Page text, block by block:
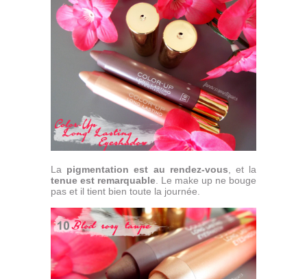
La pigmentation est au rendez-vous, et la
tenue est remarquable. Le make up ne bouge
pas et il tient bien toute la journée.